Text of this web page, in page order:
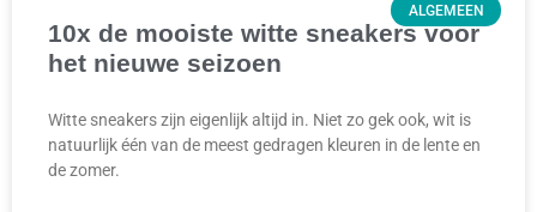
ALGEMEEN
10x de mooiste witte sneakers voor
het nieuwe seizoen
Witte sneakers zijn eigenlijk altijd in. Niet zo gek ook, wit is
natuurlijk één van de meest gedragen kleuren in de lente en
de zomer.